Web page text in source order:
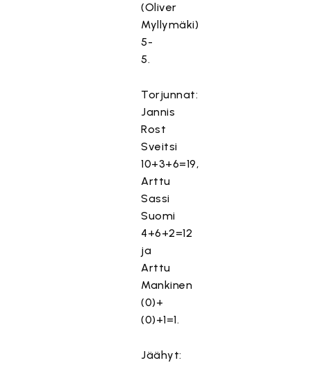
(Oliver
Myllymäki)
5-
5.
Torjunnat:
Jannis
Rost
Sveitsi
10+3+6=19,
Arttu
Sassi
Suomi
4+6+2=12
ja
Arttu
Mankinen
(0)+
(0)+1=1.
Jäähyt: